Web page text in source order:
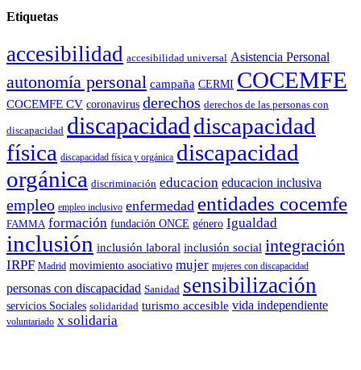
Etiquetas
accesibilidad accesibilidad universal Asistencia Personal
autonomía personal campaña CERMI COCEMFE
COCEMFE CV coronavirus derechos derechos de las personas con
discapacidad discapacidad discapacidad
física discapacidad física y orgánica discapacidad
orgánica discriminación educacion educacion inclusiva
empleo empleo inclusivo enfermedad entidades cocemfe
FAMMA formación fundación ONCE género Igualdad
inclusión inclusión laboral inclusión social integración
IRPF Madrid movimiento asociativo mujer mujeres con discapacidad
personas con discapacidad Sanidad sensibilización
servicios Sociales solidaridad turismo accesible vida independiente
voluntariado x solidaria